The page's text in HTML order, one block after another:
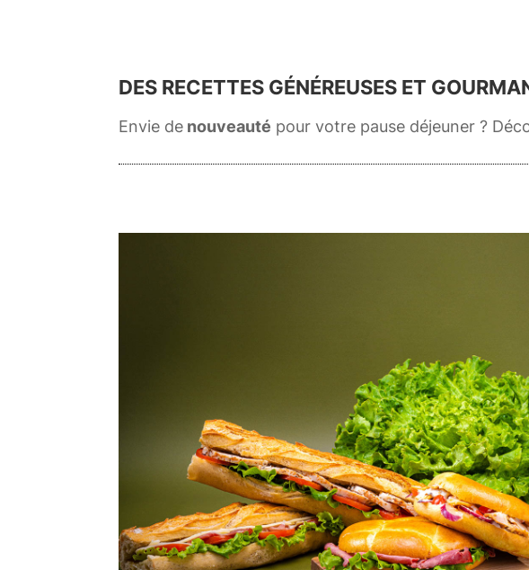
DES RECETTES GÉNÉREUSES ET
Envie de nouveauté pour votre pause déjeuner ?